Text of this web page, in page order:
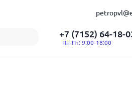
+7 (7152) 64-18-
Пн-Пт: 9:00-18:00